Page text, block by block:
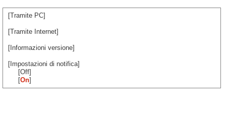
[Tramite PC]
[Tramite Internet]
[Informazioni versione]
[Impostazioni di notifica]
[Off]
[On]